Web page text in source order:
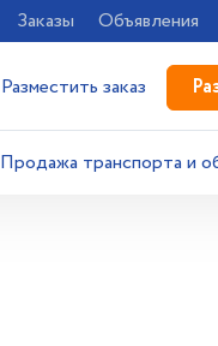
Заказы Объявления
Разместить заказ
Продажа транспорта и